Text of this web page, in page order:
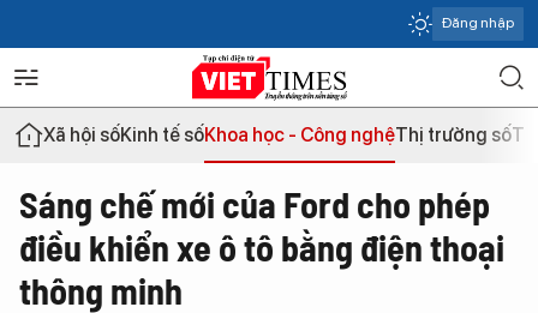
Đăng nhập
Xã hội sốKinh tế sốKhoa học - Công nghệThị trường số
Sáng chế mới của Ford cho phép
điều khiển xe ô tô bằng điện thoại
thông minh